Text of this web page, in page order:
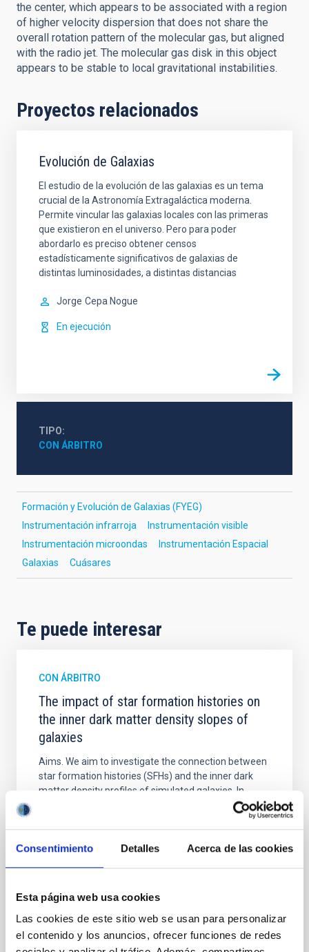
Consentimiento Detalles Acerca de las cookies
Esta página web usa cookies
Las cookies de este sitio web se usan para personalizar
el contenido y los anuncios, ofrecer funciones de redes
the center, which appears to be associated with a region
of higher velocity dispersion that does not share the
overall rotation pattern of the molecular gas, but aligned
with the radio jet. The molecular gas disk in this object
appears to be stable to local gravitational instabilities.
Proyectos relacionados
Evolución de Galaxias
El estudio de la evolución de las galaxias es un tema
crucial de la Astronomía Extragaláctica moderna.
Permite vincular las galaxias locales con las primeras
que existieron en el universo. Pero para poder
abordarlo es preciso obtener censos
estadísticamente significativos de galaxias de
distintas luminosidades, a distintas distancias
Jorge Cepa Nogue
En ejecución
TIPO
CON ÁRBITRO
Formación y Evolución de Galaxias (FYEG)
Instrumentación infrarroja
Instrumentación visible
Instrumentación microondas
Instrumentación Espacial
Galaxias
Cuásares
Te puede interesar
CON ÁRBITRO
The impact of star formation histories on
the inner dark matter density slopes of
galaxies
Aims. We aim to investigate the connection between
star formation histories (SFHs) and the inner dark
matter density profiles of simulated galaxies. In
particular, we tested whether the burstiness and
temporal distribution of star formation influence the
Methods. We homogeneously analysed
Fecha de publicación: 6
BIBCODE 2026A&A...710A..95S